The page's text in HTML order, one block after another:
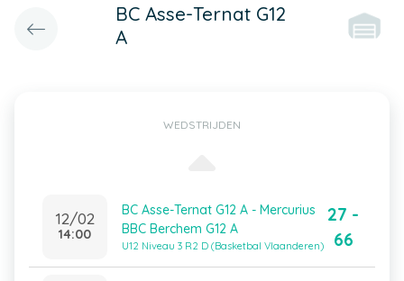
BC Asse-Ternat G12
A
WEDSTRIJDEN
12/02
14:00
BC Asse-Ternat G12 A - Mercurius
BBC Berchem G12 A
U12 Niveau 3 R2 D (Basketbal Vlaanderen)
27 -
66